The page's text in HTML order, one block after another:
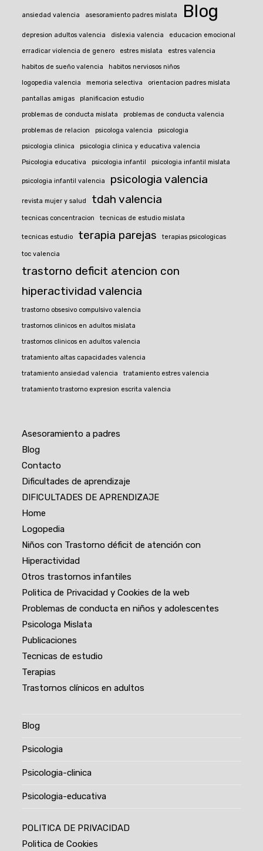
ansiedad valencia asesoramiento padres mislata Blog
depresion adultos valencia dislexia valencia educacion emocional
erradicar violencia de genero estres mislata estres valencia
habitos de sueño valencia habitos nerviosos niños
logopedia valencia memoria selectiva orientacion padres mislata
pantallas amigas planificacion estudio
problemas de conducta mislata problemas de conducta valencia
problemas de relacion psicologa valencia psicologia
psicologia clinica psicologia clinica y educativa valencia
Psicologia educativa psicologia infantil psicologia infantil mislata
psicologia infantil valencia psicologia valencia
revista mujer y salud tdah valencia
tecnicas concentracion tecnicas de estudio mislata
tecnicas estudio terapia parejas terapias psicologicas
toc valencia
trastorno deficit atencion con
hiperactividad valencia
trastorno obsesivo compulsivo valencia
trastornos clinicos en adultos mislata
trastornos clinicos en adultos valencia
tratamiento altas capacidades valencia
tratamiento ansiedad valencia tratamiento estres valencia
tratamiento trastorno expresion escrita valencia
Asesoramiento a padres
Blog
Contacto
Dificultades de aprendizaje
DIFICULTADES DE APRENDIZAJE
Home
Logopedia
Niños con Trastorno déficit de atención con
Hiperactividad
Otros trastornos infantiles
Politica de Privacidad y Cookies de la web
Problemas de conducta en niños y adolescentes
Psicologa Mislata
Publicaciones
Tecnicas de estudio
Terapias
Trastornos clínicos en adultos
Blog
Psicologia
Psicologia-clinica
Psicologia-educativa
POLITICA DE PRIVACIDAD
Politica de Cookies